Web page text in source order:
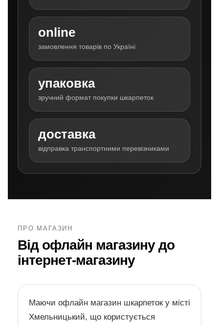
online
замовлення товарів по Україні
упаковка
зручний формат покупки шкарпеток
доставка
відправка транспортними перевізниками
ПРО МАГАЗИН
Від офлайн магазину до
інтернет-магазину
Маючи офлайн магазин шкарпеток у місті
Хмельницький, що користується